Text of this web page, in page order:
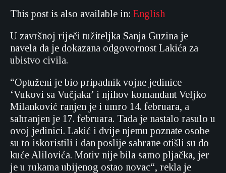
This post is also available in: English
U završnoj riječi tužiteljka Sanja Guzina je
navela da je dokazana odgovornost Lakića za
ubistvo civila.
“Optuženi je bio pripadnik vojne jedinice
‘Vukovi sa Vučjaka’ i njihov komandant Veljko
Milanković ranjen je i umro 14. februara, a
sahranjen je 17. februara. Tada je nastalo rasulo u
ovoj jedinici. Lakić i dvije njemu poznate osobe
su to iskoristili i dan poslije sahrane otišli su do
kuće Alilovića. Motiv nije bila samo pljačka, jer
je u rukama ubijenog ostao novac“, rekla je